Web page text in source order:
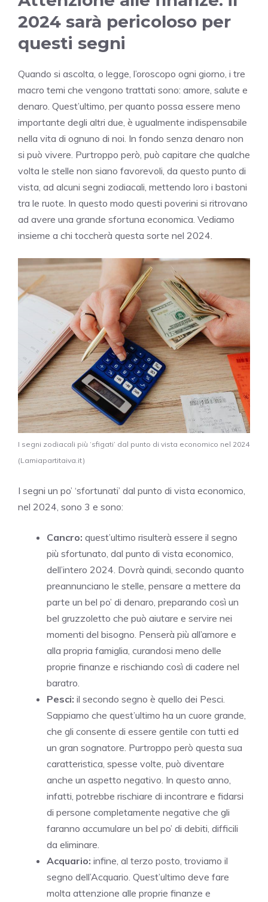
2024 sarà pericoloso per
questi segni
Quando si ascolta, o legge, l’oroscopo ogni giorno, i tre
macro temi che vengono trattati sono: amore, salute e
denaro. Quest’ultimo, per quanto possa essere meno
importante degli altri due, è ugualmente indispensabile
nella vita di ognuno di noi. In fondo senza denaro non
si può vivere. Purtroppo però, può capitare che qualche
volta le stelle non siano favorevoli, da questo punto di
vista, ad alcuni segni zodiacali, mettendo loro i bastoni
tra le ruote. In questo modo questi poverini si ritrovano
ad avere una grande sfortuna economica. Vediamo
insieme a chi toccherà questa sorte nel 2024.
I segni zodiacali più ‘sfigati’ dal punto di vista economico nel 2024
(Lamiapartitaiva.it)
I segni un po’ ‘sfortunati’ dal punto di vista economico,
nel 2024, sono 3 e sono:
Cancro: quest’ultimo risulterà essere il segno
più sfortunato, dal punto di vista economico,
dell’intero 2024. Dovrà quindi, secondo quanto
preannunciano le stelle, pensare a mettere da
parte un bel po’ di denaro, preparando così un
bel gruzzoletto che può aiutare e servire nei
momenti del bisogno. Penserà più all’amore e
alla propria famiglia, curandosi meno delle
proprie finanze e rischiando così di cadere nel
baratro.
Pesci: il secondo segno è quello dei Pesci.
Sappiamo che quest’ultimo ha un cuore grande,
che gli consente di essere gentile con tutti ed
un gran sognatore. Purtroppo però questa sua
caratteristica, spesse volte, può diventare
anche un aspetto negativo. In questo anno,
infatti, potrebbe rischiare di incontrare e fidarsi
di persone completamente negative che gli
faranno accumulare un bel po’ di debiti, difficili
da eliminare.
Acquario: infine, al terzo posto, troviamo il
segno dell’Acquario. Quest’ultimo deve fare
molta attenzione alle proprie finanze e